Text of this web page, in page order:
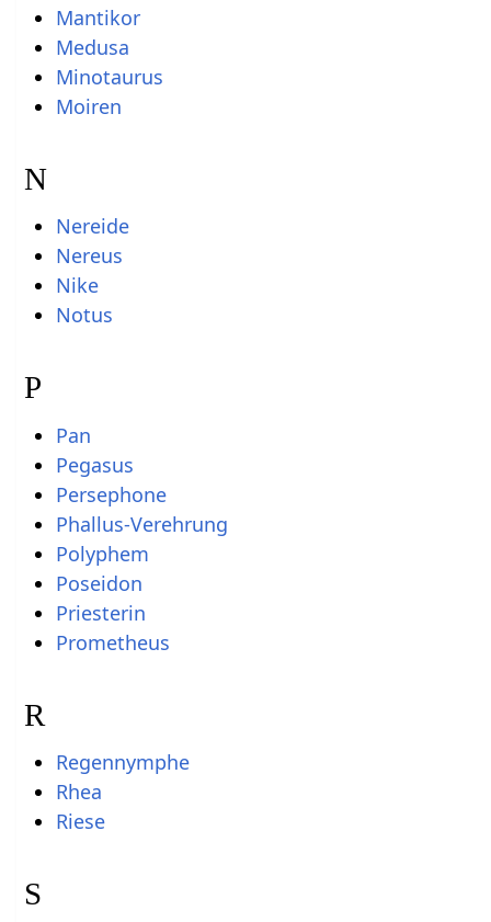
Mantikor
Medusa
Minotaurus
Moiren
N
Nereide
Nereus
Nike
Notus
P
Pan
Pegasus
Persephone
Phallus-Verehrung
Polyphem
Poseidon
Priesterin
Prometheus
R
Regennymphe
Rhea
Riese
S